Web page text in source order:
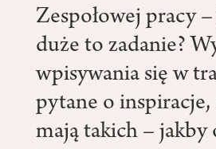
Zespołowej pracy
duże to zadanie?
wpisywania się w
pytane o
mają takich – jakby